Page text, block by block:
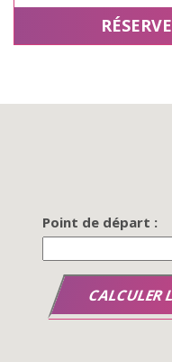
Point de départ :